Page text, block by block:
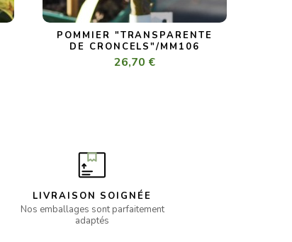
POMMIER "TRANSPARENTE
DE CRONCELS"/MM106
26,70 €
LIVRAISON SOIGNÉE
Nos emballages sont parfaitement
adaptés